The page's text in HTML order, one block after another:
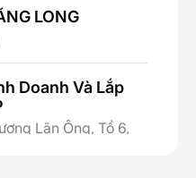
LONG
Doanh Và Lắp
Lãn Ông, Tổ 6,